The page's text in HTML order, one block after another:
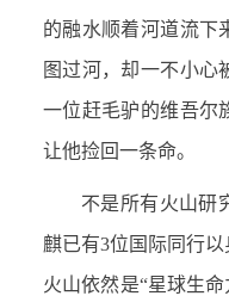
的融水顺着河道流下
图过河，却一不小心
一位赶毛驴的维吾尔
让他捡回一条命。
不是所有火山研
麒已有3位国际同行以
火山依然是“星球生